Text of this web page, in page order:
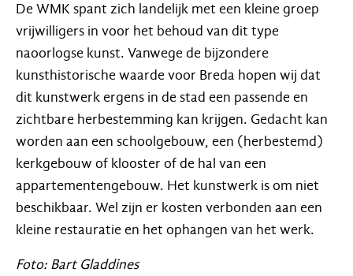
De WMK spant zich landelijk met een kleine groep
vrijwilligers in voor het behoud van dit type
naoorlogse kunst. Vanwege de bijzondere
kunsthistorische waarde voor Breda hopen wij dat
dit kunstwerk ergens in de stad een passende en
zichtbare herbestemming kan krijgen. Gedacht kan
worden aan een schoolgebouw, een (herbestemd)
kerkgebouw of klooster of de hal van een
appartementengebouw. Het kunstwerk is om niet
beschikbaar. Wel zijn er kosten verbonden aan een
kleine restauratie en het ophangen van het werk.
Foto: Bart Gladdines